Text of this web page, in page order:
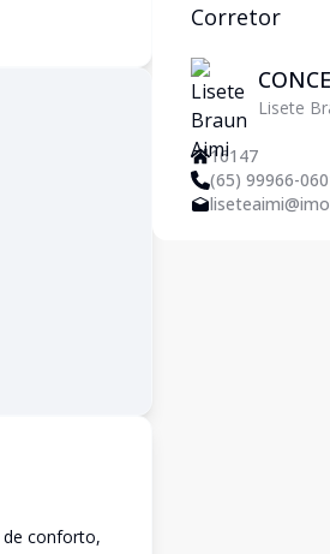
de conforto,
Corretor
Lisete
16147
(65) 99966-